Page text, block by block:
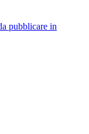
pubblicare in